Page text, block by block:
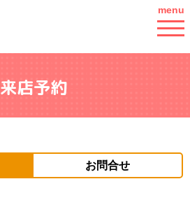
menu
来店予約
お問合せ